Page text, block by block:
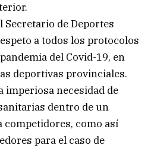
Secretario de Deportes
a todos los protocolos
del Covid-19, en
deportivas provinciales.
imperiosa necesidad de
dentro de un
competidores, como así
para el caso de